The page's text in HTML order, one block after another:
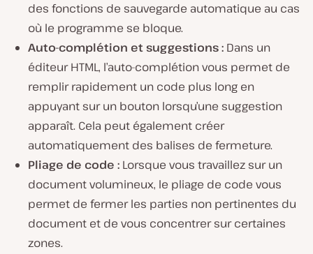
des fonctions de sauvegarde automatique au cas
où le programme se bloque.
Auto-complétion et suggestions : Dans un
éditeur HTML, l’auto-complétion vous permet de
remplir rapidement un code plus long en
appuyant sur un bouton lorsqu’une suggestion
apparaît. Cela peut également créer
automatiquement des balises de fermeture.
Pliage de code : Lorsque vous travaillez sur un
document volumineux, le pliage de code vous
permet de fermer les parties non pertinentes du
document et de vous concentrer sur certaines
zones.